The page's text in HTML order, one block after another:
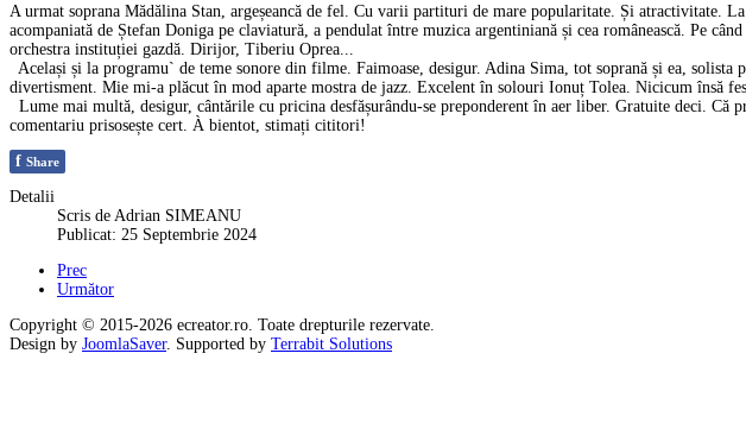
A urmat soprana Mădălina Stan, argeșeancă de fel. Cu varii partituri de mare popularitate. Și atractivitate.
acompaniată de Ștefan Doniga pe claviatură, a pendulat între muzica argentiniană și cea românească. Pe
orchestra instituției gazdă. Dirijor, Tiberiu Oprea...
Același și la programu` de teme sonore din filme. Faimoase, desigur. Adina Sima, tot soprană și ea,
divertisment. Mie mi-a plăcut în mod aparte mostra de jazz. Excelent în solouri Ionuț Tolea. Nicicum însă
Lume mai multă, desigur, cântările cu pricina desfășurându-se preponderent în aer liber. Gratuite deci.
comentariu prisosește cert. À bientot, stimați cititori!
f Share
Detalii
Scris de Adrian SIMEANU
Publicat: 25 Septembrie 2024
Prec
Următor
Copyright © 2015-2026 ecreator.ro. Toate drepturile rezervate.
Design by JoomlaSaver. Supported by Terrabit Solutions